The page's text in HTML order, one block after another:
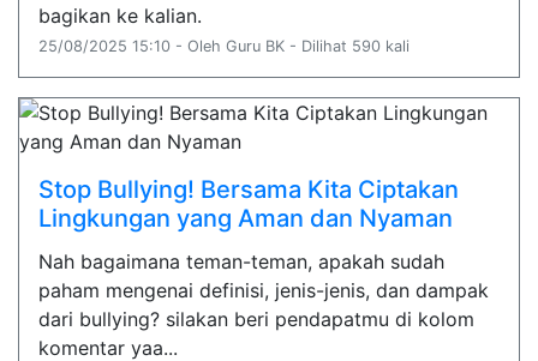
bagikan ke kalian.
25/08/2025 15:10 - Oleh Guru BK - Dilihat 590 kali
Stop Bullying! Bersama Kita Ciptakan
Lingkungan yang Aman dan Nyaman
Nah bagaimana teman-teman, apakah sudah
paham mengenai definisi, jenis-jenis, dan dampak
dari bullying? silakan beri pendapatmu di kolom
komentar yaa...